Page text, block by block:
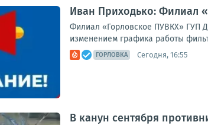
Иван Приходько: Филиал
Филиал «Горловское ПУВКХ» ГУП
изменением графика работы
ГОРЛОВКА Сегодня, 16:55
В канун сентября